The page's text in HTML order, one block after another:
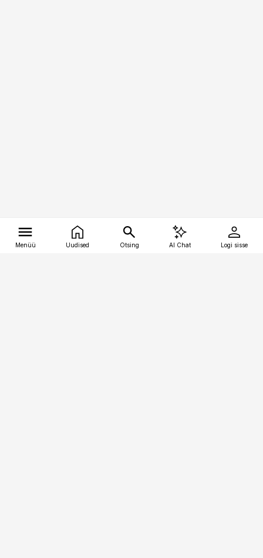
Menüü Uudised Otsing AI Chat Logi sisse